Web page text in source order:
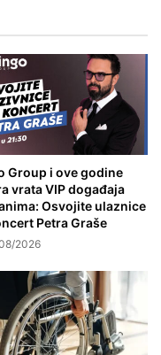
Group i ove godine
vrata VIP događaja
Osvojite ulaznice
Petra Graše
2026